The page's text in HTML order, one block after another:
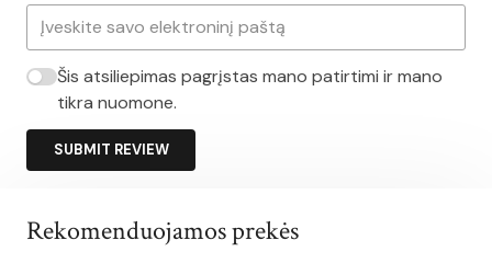
Šis atsiliepimas pagrįstas mano patirtimi ir mano
tikra nuomone.
SUBMIT REVIEW
Rekomenduojamos prekės